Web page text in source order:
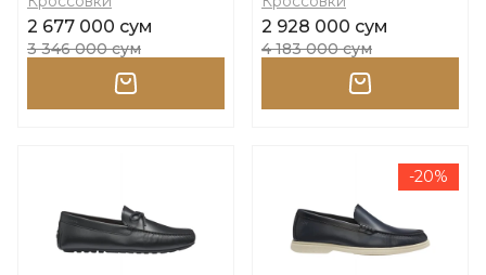
2 677 000 сум
3 346 000 сум
2 928 000 сум
4 183 000 сум
-20%